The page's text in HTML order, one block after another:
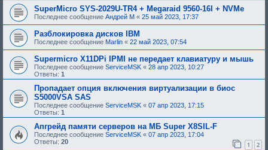
SuperMicro SYS-2029U-TR4 + Megaraid 9560-16I + NVMe
Последнее сообщение Андрей М « 25 май 2023, 17:37
Разблокировка дисков IBM
Последнее сообщение Marlin « 22 май 2023, 07:54
Supermicro X11DPi IPMI не передает клавиатуру и мышь
Последнее сообщение ServiceMSK « 28 апр 2023, 10:27
Ответы: 1
Пропадает опция включения виртуализации в биос
S5000VSA SAS
Последнее сообщение ServiceMSK « 07 апр 2023, 17:15
Ответы: 1
Апгрейд памяти серверов на МБ Super X8SIL-F
Последнее сообщение ServiceMSK « 07 апр 2023, 17:04
Ответы: 20 1 2